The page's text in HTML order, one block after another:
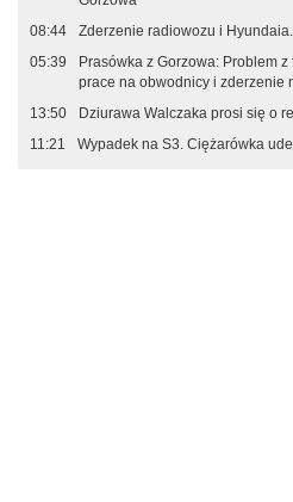
08:44
Zderzenie radiowozu i
05:39
Prasówka z Gorzowa: Problem
prace na obwodnicy i zderzenie
13:50
Dziurawa Walczaka prosi się o
11:21
Wypadek na S3. Ciężarówka